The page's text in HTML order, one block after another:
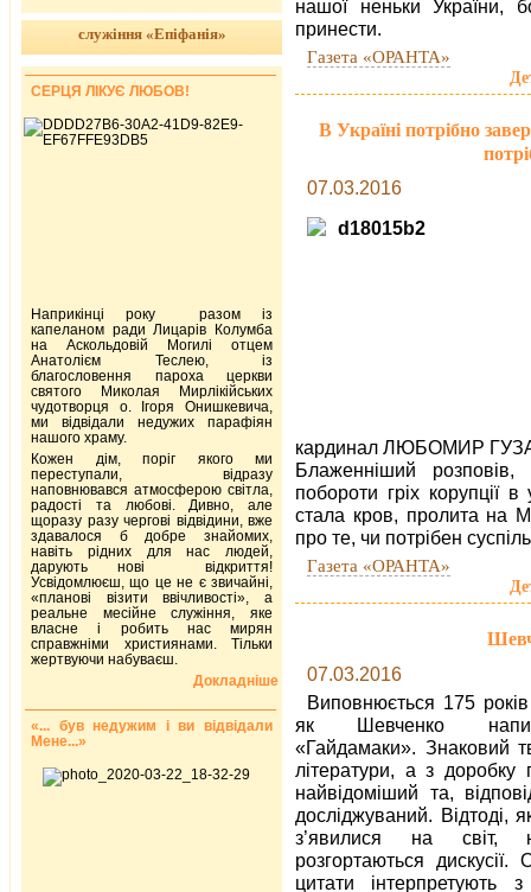
нашої неньки України,
принести.
Газета «ОРАНТА»
В Україні потрібно
07.03.2016
кардинал ЛЮБОМИР
Блаженніший
побороти гріх корупції
стала кров, пролита на
про те, чи потрібен
Газета «ОРАНТА»
07.03.2016
Виповнюється 175
як Шевченко
«Гайдамаки». Знаковий
літератури, а з
найвідоміший та,
досліджуваний. Відтоді,
з’явилися на світ,
розгортаються дискусії.
цитати інтерпретують з
служіння «Епіфанія»
СЕРЦЯ ЛІКУЄ ЛЮБОВ!
Наприкінці року разом із
капеланом ради Лицарів Колумба
на Аскольдовій Могилі отцем
Анатолієм Теслею, із
благословення пароха церкви
святого Миколая Мирлікійських
чудотворця о. Ігоря Онишкевича,
ми відвідали недужих парафіян
нашого храму.
Кожен дім, поріг якого ми
переступали, відразу
наповнювався атмосферою світла,
радості та любові. Дивно, але
щоразу разу чергові відвідини, вже
здавалося б добре знайомих,
навіть рідних для нас людей,
дарують нові відкриття!
Усвідомлюєш, що це не є звичайні,
«планові візити ввічливості», а
реальне месійне служіння, яке
власне і робить нас мирян
справжніми християнами. Тільки
жертвуючи набуваєш.
Докладніше
«... був недужим і ви відвідали
Мене...»